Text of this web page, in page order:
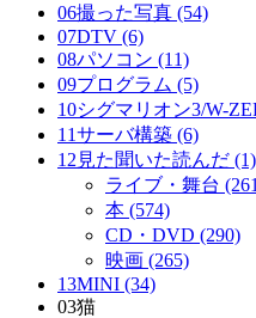
06撮った写真 (54)
07DTV (6)
08パソコン (11)
09プログラム (5)
10シグマリオン3/W-
11サーバ構築 (6)
12見た聞いた読んだ (1)
ライブ・舞台
本 (574)
CD・DVD (290)
映画 (265)
13MINI (34)
03猫